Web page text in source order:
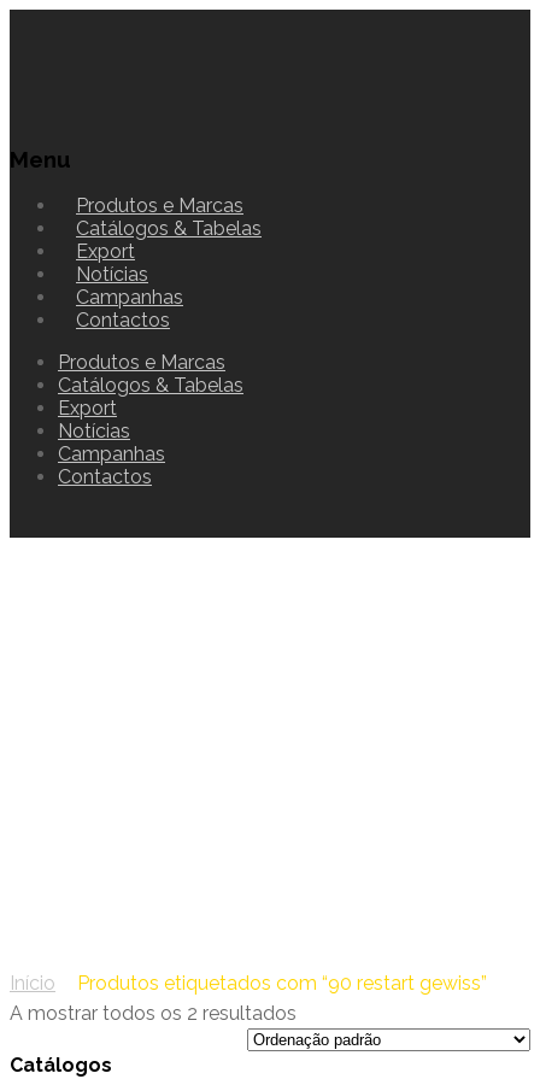
Menu
Produtos e Marcas
Catálogos & Tabelas
Export
Notícias
Campanhas
Contactos
Produtos e Marcas
Catálogos & Tabelas
Export
Notícias
Campanhas
Contactos
Início
Produtos etiquetados com “90 restart gewiss”
A mostrar todos os 2 resultados
Catálogos